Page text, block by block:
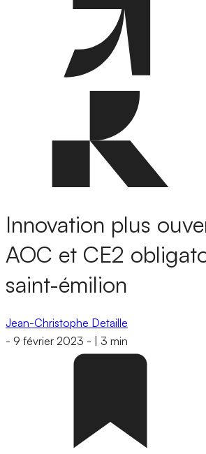
Innovation plus
AOC et CE2
saint-émilion
Jean-Christophe Detaille
- 9 février 2023 - 3 min